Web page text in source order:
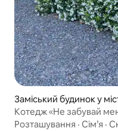
Заміський будинок у
Розташування · Сім’я ·